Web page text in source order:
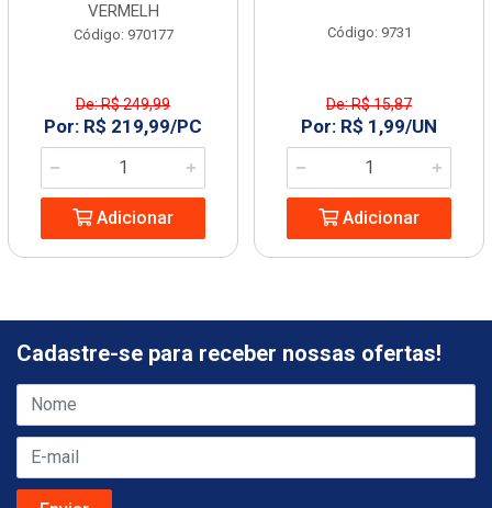
VERMELH
Código: 970177
De: R$ 249,99
Por: R$ 219,99/PC
Adicionar
Código: 9731
De: R$ 15,87
Por: R$ 1,99/UN
Adicionar
Cadastre-se para receber nossas ofertas!